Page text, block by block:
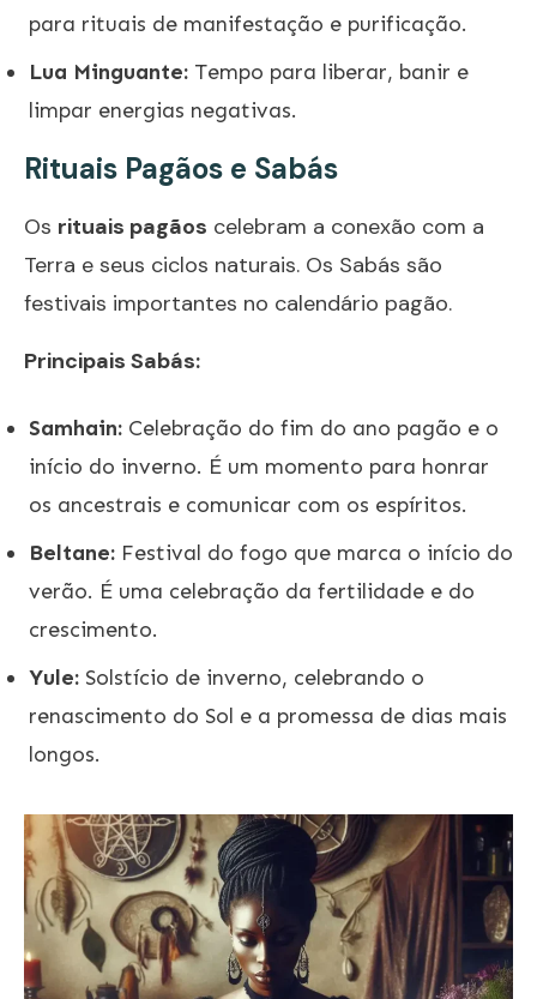
para rituais de manifestação e purificação.
Lua Minguante: Tempo para liberar, banir e
limpar energias negativas.
Rituais Pagãos e Sabás
Os rituais pagãos celebram a conexão com a
Terra e seus ciclos naturais. Os Sabás são
festivais importantes no calendário pagão.
Principais Sabás:
Samhain: Celebração do fim do ano pagão e o
início do inverno. É um momento para honrar
os ancestrais e comunicar com os espíritos.
Beltane: Festival do fogo que marca o início do
verão. É uma celebração da fertilidade e do
crescimento.
Yule: Solstício de inverno, celebrando o
renascimento do Sol e a promessa de dias mais
longos.